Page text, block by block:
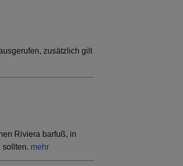
zusätzlich gilt
Riviera barfuß, in
sollten. mehr